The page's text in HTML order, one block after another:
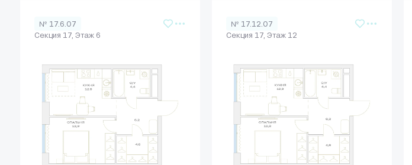
№ 17.6.07
Секция 17, Этаж 6
№ 17.12.07
Секция 17, Этаж 12